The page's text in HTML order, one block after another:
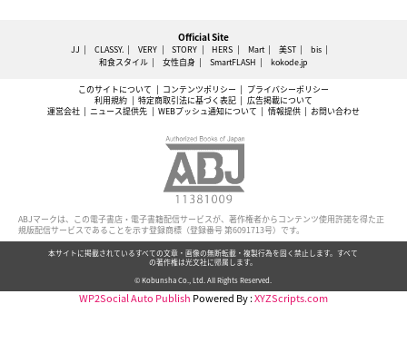
Official Site
JJ CLASSY. VERY STORY HERS Mart 美ST
bis
和食スタイル
女性自身 SmartFLASH kokode.jp
このサイトについて コンテンツポリシー
プライバシーポリシー
利用規約
特定商取引法に基づく表記
広告掲載について
運営会社
ニュース提供先 WEBプッシュ通知について 情報提供 お問い合わせ
ABJマークは、この電子書店・電子書籍配信サービスが、著作権者からコンテンツ使用許諾を得た正
規版配信サービスであることを示す登録商標（登録番号 第6091713号）です。
本サイトに掲載されているすべての文章・画像の無断転載・複製行為を固く禁止します。すべて
の著作権は光文社に帰属します。
© Kobunsha Co., Ltd. All Rights Reserved.
WP2Social Auto Publish Powered By :XYZScripts.com